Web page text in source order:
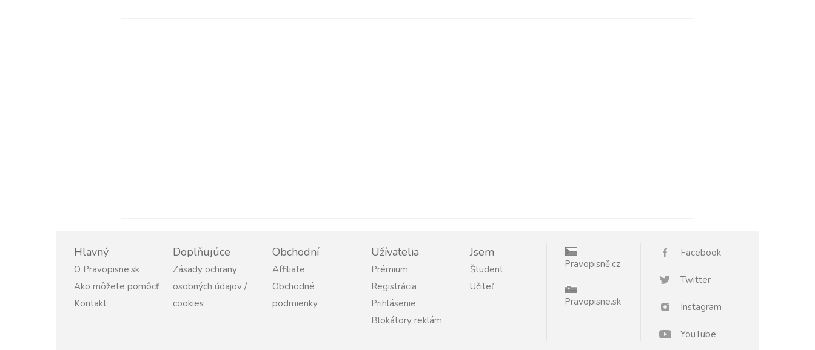
Hlavný
O Pravopisne.sk
Ako môžete pomôcť
Kontakt
Doplňujúce
Zásady ochrany
osobných údajov /
cookies
Obchodní
Affiliate
Obchodné
podmienky
Užívatelia
Prémium
Registrácia
Prihlásenie
Blokátory reklám
Jsem
Študent
Učiteľ
Pravopisně.cz
Pravopisne.sk
Facebook
Twitter
Instagram
YouTube